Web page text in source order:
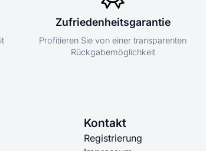
Zufriedenheitsgarantie
Profitieren Sie von einer transparenten
Rückgabemöglichkeit
Kontakt
Registrierung